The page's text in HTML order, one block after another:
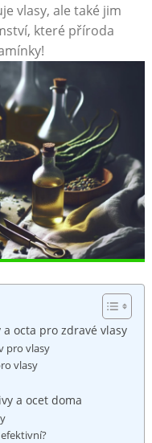
vlasy, ale ⁢také jim
které příroda
octa pro ‌zdravé vlasy
pro vlasy
vlasy
a‌ ocet doma